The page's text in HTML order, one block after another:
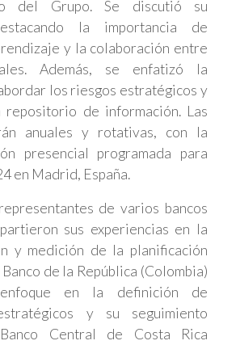
del Grupo. Se discutió su
la importancia de
y la colaboración entre
Además, se enfatizó la
los riesgos estratégicos y
repositorio de información. Las
anuales y rotativas, con la
presencial programada para
en Madrid, España.
de varios bancos
sus experiencias en la
y medición de la planificación
de la República (Colombia)
en la definición de
y su seguimiento
Central de Costa Rica